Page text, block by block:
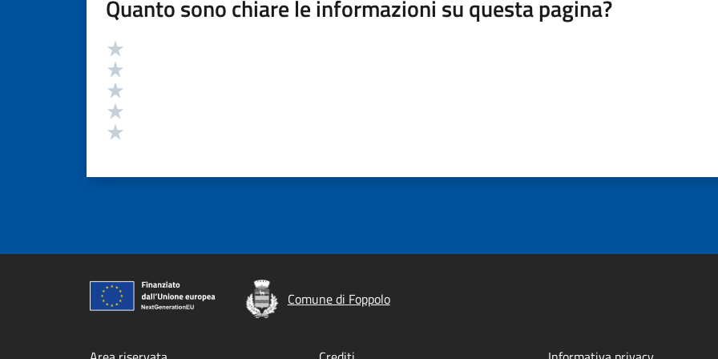
Quanto sono chiare le informazioni su questa pagina?
Valutazione
Comune di Foppolo